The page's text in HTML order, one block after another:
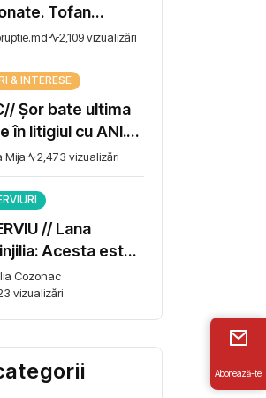
Tofan
moratoriu
prime și
2,109 vizualizări
& INTERESE
Șor bate ultima
în litigiul cu ANI.
- 10 milioane de lei
Mija 2,473 vizualizări
// Lana
Acesta este
nostru. Fără
Ucrainei,
nu se poate
Cozonac
vizualizări
Abonează-te